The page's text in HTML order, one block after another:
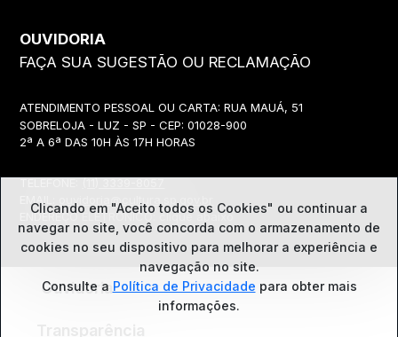
OUVIDORIA
FAÇA SUA SUGESTÃO OU RECLAMAÇÃO
ATENDIMENTO PESSOAL OU CARTA: RUA MAUÁ, 51
SOBRELOJA - LUZ - SP - CEP: 01028-900
2ª A 6ª DAS 10H ÀS 17H HORAS
EMAIL:
ouvidoria@cultura.sp.gov.br
ENDEREÇO ELETRÔNICO: clique abaixo
Ouvidoria
Clicando em "Aceito todos os Cookies" ou continuar a
navegar no site, você concorda com o armazenamento de
cookies no seu dispositivo para melhorar a experiência e
navegação no site.
Consulte a Política de Privacidade para obter mais
informações.